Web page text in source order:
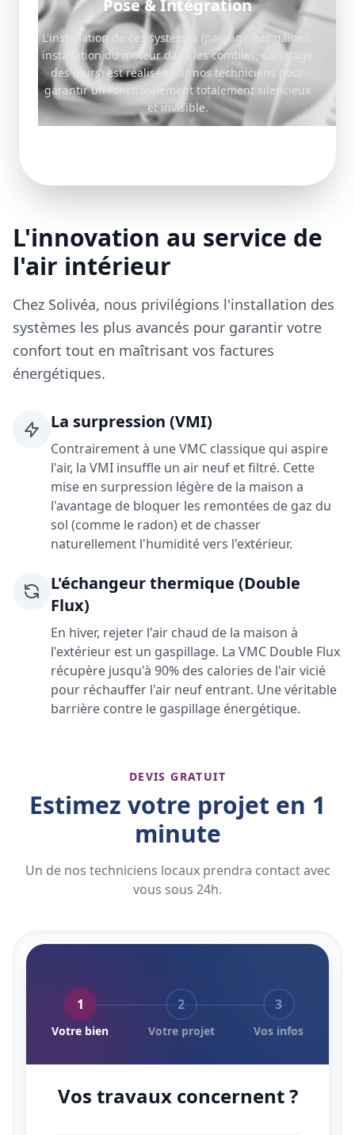
L'innovation au service de
l'air intérieur
Chez Solivéa, nous privilégions l'installation des
systèmes les plus avancés pour garantir votre
confort tout en maîtrisant vos factures
énergétiques.
La surpression (VMI)
Contrairement à une VMC classique qui aspire
l'air, la VMI insuffle un air neuf et filtré. Cette
mise en surpression légère de la maison a
l'avantage de bloquer les remontées de gaz du
sol (comme le radon) et de chasser
naturellement l'humidité vers l'extérieur.
L'échangeur thermique (Double
Flux)
En hiver, rejeter l'air chaud de la maison à
l'extérieur est un gaspillage. La VMC Double Flux
récupère jusqu'à 90% des calories de l'air vicié
pour réchauffer l'air neuf entrant. Une véritable
barrière contre le gaspillage énergétique.
Pose & Intégration
L'installation de ces systèmes (passage des gaines,
installation du moteur dans les combles, carottage
des murs) est réalisée par nos techniciens pour
garantir un fonctionnement totalement silencieux
et invisible.
DEVIS GRATUIT
Estimez votre projet en 1
minute
Un de nos techniciens locaux prendra contact avec
vous sous 24h.
1
Votre bien
2
Votre projet
3
Vos infos
Vos travaux concernent ?